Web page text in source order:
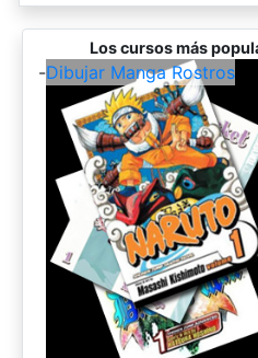
Los cursos más
-Dibujar Manga Rostros